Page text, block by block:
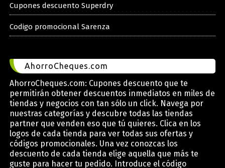
Cupones descuento Superdry
Codigo promocional Sarenza
AhorroCheques.com
AhorroCheques.com: Cupones descuento que te
permitirán obtener descuentos inmediatos en miles de
tiendas y negocios con tan sólo un click. Navega por
nuestras categorías y descubre todas las tiendas
partner que venden eso que tú quieres. Clica en los
logos de cada tienda para ver todas sus ofertas y
códigos promocionales. Una vez conozcas los
descuento de cada tienda elige aquella que más te
guste para hacer tu pedido. Introduce el código